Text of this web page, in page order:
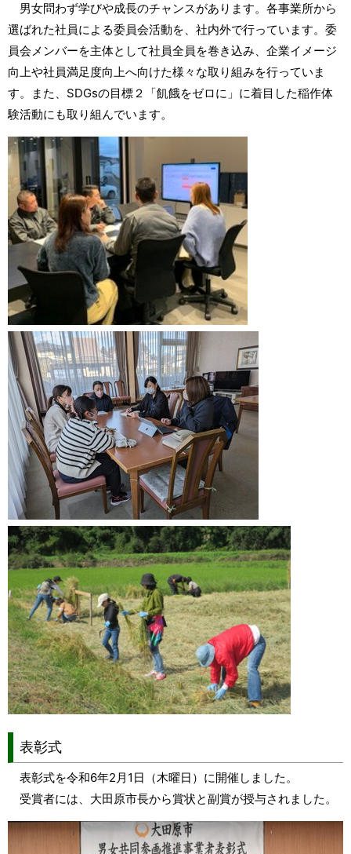
男女問わず学びや成長のチャンスがあります。各事業所から
選ばれた社員による委員会活動を、社内外で行っています。委
員会メンバーを主体として社員全員を巻き込み、企業イメージ
向上や社員満足度向上へ向けた様々な取り組みを行っていま
す。また、SDGsの目標２「飢餓をゼロに」に着目した稲作体
験活動にも取り組んでいます。
表彰式
表彰式を令和6年2月1日（木曜日）に開催しました。
受賞者には、大田原市長から賞状と副賞が授与されました。